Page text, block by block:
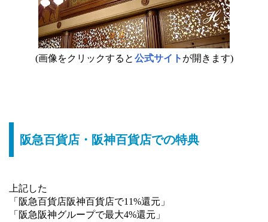
(画像をクリックすると 公式サイト が開きます)
阪急百貨店・阪神百貨店での特典
上記した
「阪急百貨店阪神百貨店で11%還元」
「阪急阪神グループで最大4%還元」